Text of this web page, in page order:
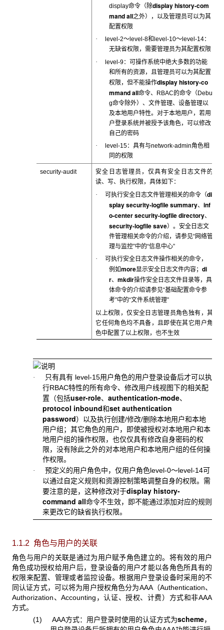
display命令（除display history-com
mand all之外），以及管理员可以为其
配置权限
· level-2～level-8和level-10～level-14：
无缺省权限，需要管理员为其配置权限
· level-9：可操作系统中绝大多数的功能
和所有的资源，且管理员可以为其配置
权限，但不能操作display history-co
mmand all命令、RBAC的命令（Debu
g命令除外）、文件管理、设备管理以
及本地用户特性。对于本地用户，若用
户登录系统并被授予该角色，可以修改
自己的密码
· level-15：具有与network-admin角色相
同的权限
security-audit
安全日志管理员，仅具有安全日志文件的
读、写、执行权限，具体如下：
· 可执行安全日志文件管理相关的命令（di
splay security-logfile summary、 inf
o-center security-logfile directory、
security-logfile save）。安全日志文
件管理相关命令的介绍，请参见“网络管
理与监控”中的“信息中心”
· 可执行安全日志文件操作相关的命令，
例如more显示安全日志文件内容； di
r、 mkdir操作安全日志文件目录等，具
体命令的介绍请参见“基础配置命令参
考”中的“文件系统管理”
以上权限，仅安全日志管理员角色独有，其
它任何角色均不具备，且即使在其它用户角
色中配置了以上权限，也不生效
· 只有具有 level-15用户角色的用户登录设备后才可以执
行RBAC特性的所有命令、修改用户线视图下的相关配
置（包括user-role、 authentication-mode、
protocol inbound和set authentication
password）以及执行创建/修改/删除本地用户和本地
用户组；其它角色的用户，即使被授权对本地用户和本
地用户组的操作权限，也仅仅具有修改自身密码的权
限，没有除此之外的对本地用户和本地用户组的任何操
作权限。
· 预定义的用户角色中，仅用户角色level-0～level-14可
以通过自定义规则和资源控制策略调整自身的权限。需
要注意的是，这种修改对于display history-
command all命令不生效，即不能通过添加对应的规则
来更改它的缺省执行权限。
1.1.2 角色与用户的关联
角色与用户的关联是通过为用户赋予角色建立的。将有效的用户
角色成功授权给用户后，登录设备的用户才能以各角色所具有的
权限来配置、管理或者监控设备。根据用户登录设备时采用的不
同认证方式，可以将为用户授权角色分为AAA（Authentication、
Authorization、Accounting，认证、授权、计费）方式和非AAA
方式。
(1) AAA方式：用户登录时使用的认证方式为scheme，